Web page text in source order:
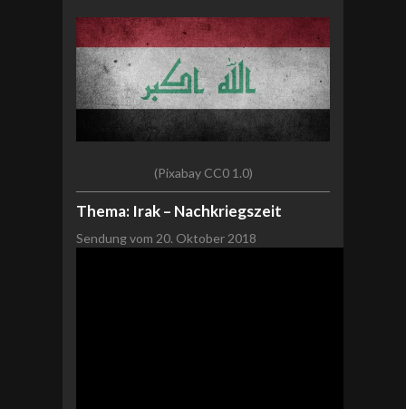
(Pixabay CC0 1.0)
Thema: Irak – Nachkriegszeit
Sendung vom 20. Oktober 2018